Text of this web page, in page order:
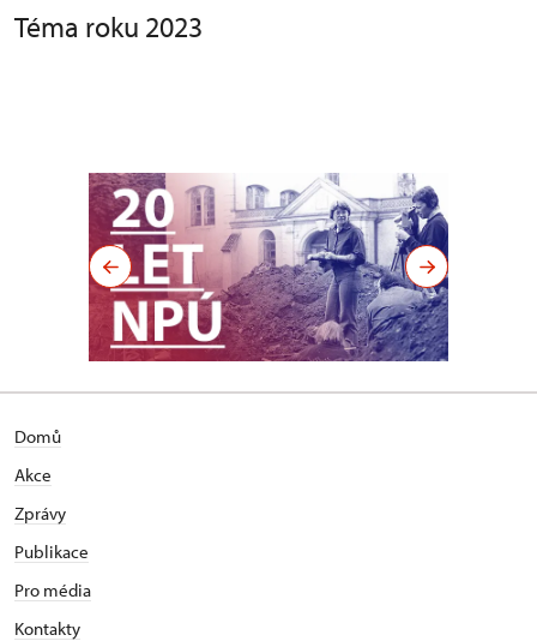
Téma roku 2023
Domů
Akce
Zprávy
Publikace
Pro média
Kontakty